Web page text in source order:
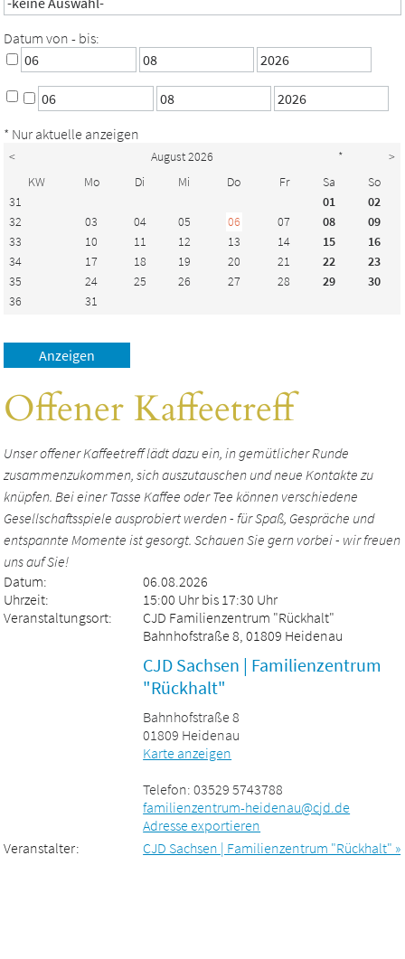
Datum von - bis:
* Nur aktuelle anzeigen
< August 2026 *
>
KW
Mo Di Mi Do Fr Sa
So
31
01
02
32
03 04 05 06 07 08
09
33
10 11 12 13 14 15
16
34
17 18 19 20 21 22
23
35
24 25 26 27 28 29
30
36
31
Offener Kaffeetreff
Unser offener Kaffeetreff lädt dazu ein, in gemütlicher Runde
zusammenzukommen, sich auszutauschen und neue Kontakte zu
knüpfen. Bei einer Tasse Kaffee oder Tee können verschiedene
Gesellschaftsspiele ausprobiert werden - für Spaß, Gespräche und
entspannte Momente ist gesorgt. Schauen Sie gern vorbei - wir freuen
uns auf Sie!
Datum:
06.08.2026
Uhrzeit:
15:00 Uhr bis 17:30 Uhr
Veranstaltungsort:
CJD Familienzentrum "Rückhalt"
Bahnhofstraße 8, 01809 Heidenau
CJD Sachsen | Familienzentrum
"Rückhalt"
Bahnhofstraße 8
01809 Heidenau
Karte anzeigen
Telefon: 03529 5743788
familienzentrum-heidenau@cjd.de
Adresse exportieren
Veranstalter:
CJD Sachsen | Familienzentrum "Rückhalt" »